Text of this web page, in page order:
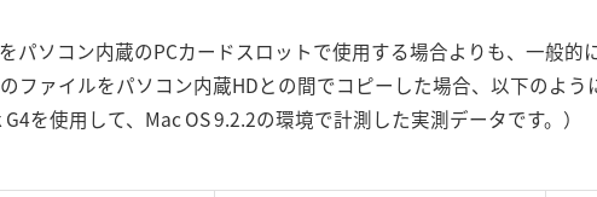
パソコン内蔵のPCカードスロットで使用する場合よりも、一般的
ファイルをパソコン内蔵HDとの間でコピーした場合、以下のよう
G4を使用して、Mac OS 9.2.2の環境で計測した実測データです。）